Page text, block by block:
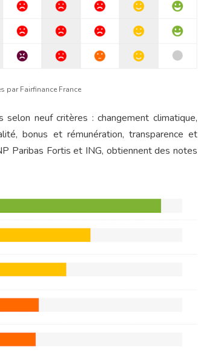
par Fairfinance France
neuf critères : changement climatique,
bonus et rémunération, transparence et
Paribas Fortis et ING, obtiennent des notes